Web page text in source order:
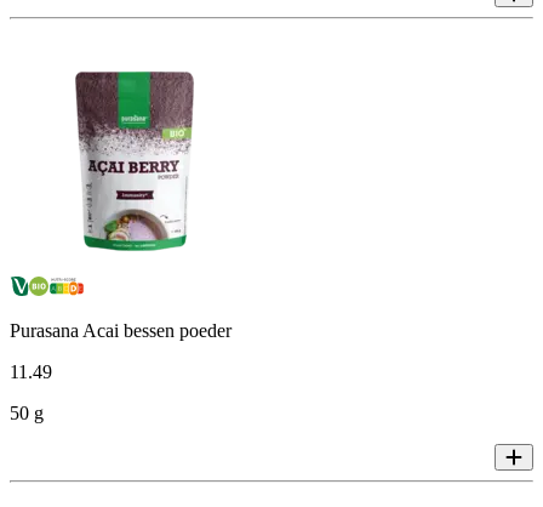
Purasana Acai bessen poeder
11.49
50 g